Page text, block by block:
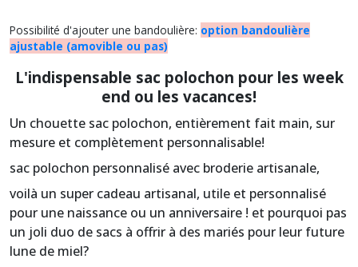
Possibilité d'ajouter une bandoulière: option bandoulière
ajustable (amovible ou pas)
L'indispensable sac polochon pour les week
end ou les vacances!
Un chouette sac polochon, entièrement fait main, sur
mesure et complètement personnalisable!
sac polochon personnalisé avec broderie artisanale,
voilà un super cadeau artisanal, utile et personnalisé
pour une naissance ou un anniversaire ! et pourquoi pas
un joli duo de sacs à offrir à des mariés pour leur future
lune de miel?